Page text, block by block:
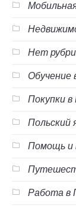
Нет
Обучение
Покупки
Польский
Помощь и
Работа в